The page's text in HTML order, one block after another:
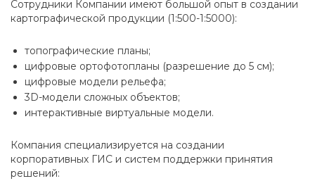
Сотрудники Компании имеют большой опыт в создании
картографической продукции (1:500-1:5000):
топографические планы;
цифровые ортофотопланы (разрешение до 5 см);
цифровые модели рельефа;
3D-модели сложных объектов;
интерактивные виртуальные модели.
Компания специализируется на создании
корпоративных ГИС и систем поддержки принятия
решений: